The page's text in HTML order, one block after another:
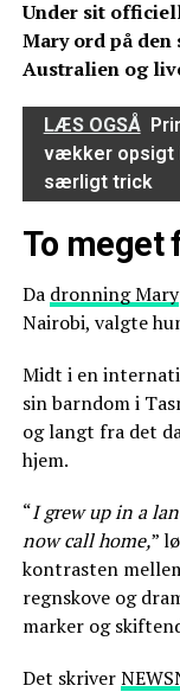
Under sit
Mary ord på
Australien og
LÆS OGSÅ
vækker opsigt
særligt trick
To meget
Da dronning Mary
Nairobi, valgte
Midt i en
sin barndom i
og langt fra det
hjem.
“I grew up in a
now call home,”
kontrasten
regnskove og
marker og
Det skriver